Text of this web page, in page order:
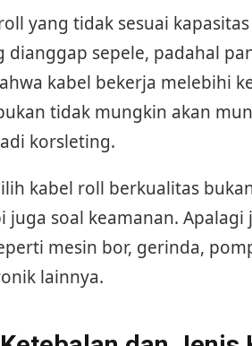
yang tidak sesuai
dianggap sepele, padahal
kabel bekerja melebihi
tidak mungkin akan
korsleting.
kabel roll berkualitas
juga soal keamanan.
mesin bor, gerinda,
lainnya.